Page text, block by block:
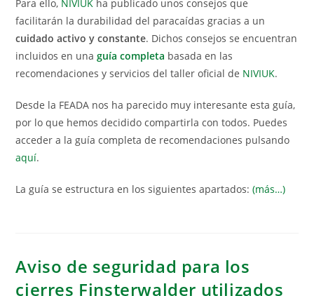
Para ello, NIVIUK ha publicado unos consejos que
facilitarán la durabilidad del paracaídas gracias a un
cuidado activo y constante. Dichos consejos se encuentran
incluidos en unaguía completa basada en las
recomendaciones y servicios del taller oficial de NIVIUK.
Desde la FEADA nos ha parecido muy interesante esta guía,
por lo que hemos decidido compartirla con todos. Puedes
acceder a la guía completa de recomendaciones pulsando
aquí.
La guía se estructura en los siguientes apartados:(más…)
Aviso de seguridad para los
cierres Finsterwalder utilizados